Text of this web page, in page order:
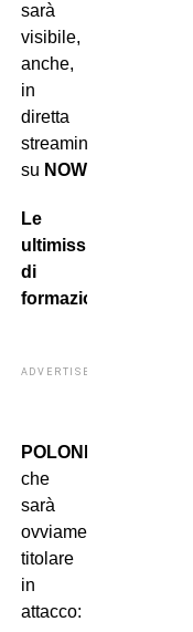
sarà
visibile,
anche,
in
diretta
streaming
su NOW.
Le
ultimissime
di
formazione
ADVERTISEMENT
POLONIA
che
sarà
ovviamente
titolare
in
attacco: